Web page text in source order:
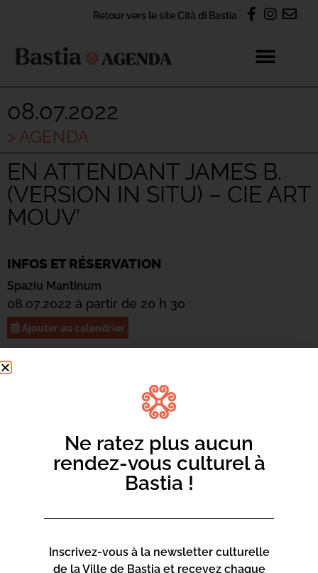
Retour vers le site Cità di Bastia
08.07.2022
> AGENDA
EN ATTENDANT JAMES B.
(VERSION IN SITU) – CIE ART
MOUV’
INFOS ET RÉSERVATION
Spaziu Mantinum
08.07.2022 à partir de 20 h 30
Ajouter au calendrier
Pièce pour 7 danseurs créée et interprétée par Alex Benth,
Jean-Claude Guilbert, Domininique Lesdema, Dominique,
Lisette, Juha Pekka Marsalo, Charly Moandal, Hélène
En attendant James B. appelle à l’affranchissement des
corps à travers le plaisir de danser et célèbre la liberté
d’expression qui incarne notre humanité. Le spectacle
Ne ratez plus aucun
rendez-vous culturel à
Bastia !
Inscrivez-vous à la newsletter culturelle
de la Ville de Bastia et recevez chaque